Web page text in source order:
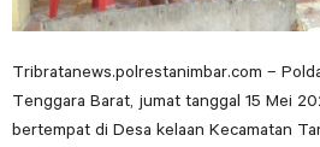
Tribratanews.polrestanimbar.com –
Tenggara Barat, jumat tanggal 15 Mei
bertempat di Desa kelaan Kecamatan